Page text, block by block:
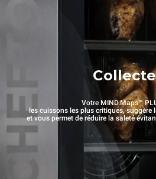
Votre MIND.Maps™
les cuissons les plus critiques, suggère
et vous permet de réduire la saleté